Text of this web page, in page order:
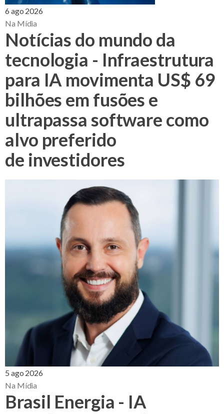
6 ago 2026
Na Mídia
Notícias do mundo da
tecnologia - Infraestrutura
para IA movimenta US$ 69
bilhões em fusões e
ultrapassa software como
alvo preferido
de investidores
5 ago 2026
Na Mídia
Brasil Energia - IA